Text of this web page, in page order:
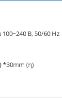
Β, 50/60 Hz
*30mm (η)